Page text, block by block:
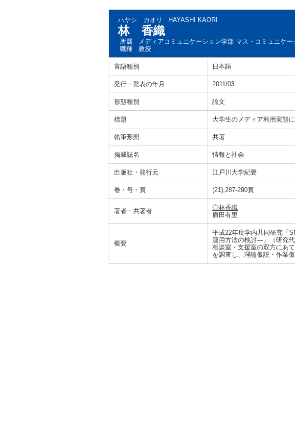
ハヤシ カオリ HAYASHI KAORI
林 香織
所属
メディアコミュニケーション学部 マス・コミュニケー
職種
教授
言語種別 日本語
発行・発表の年月 2011/03
形態種別 論文
標題 大学生のメディア利用実態
執筆形態 共著
掲載誌名 情報と社会
出版社・発行元 江戸川大学紀要
巻・号・頁 (21),287-290頁
著者・共著者
◎林香織
廣田有里
概要
平成22年度学内共同研究「
運用方法の検討―」（研究代
相談室・支援室の双方にあ
を調査し、理論仮説・作業